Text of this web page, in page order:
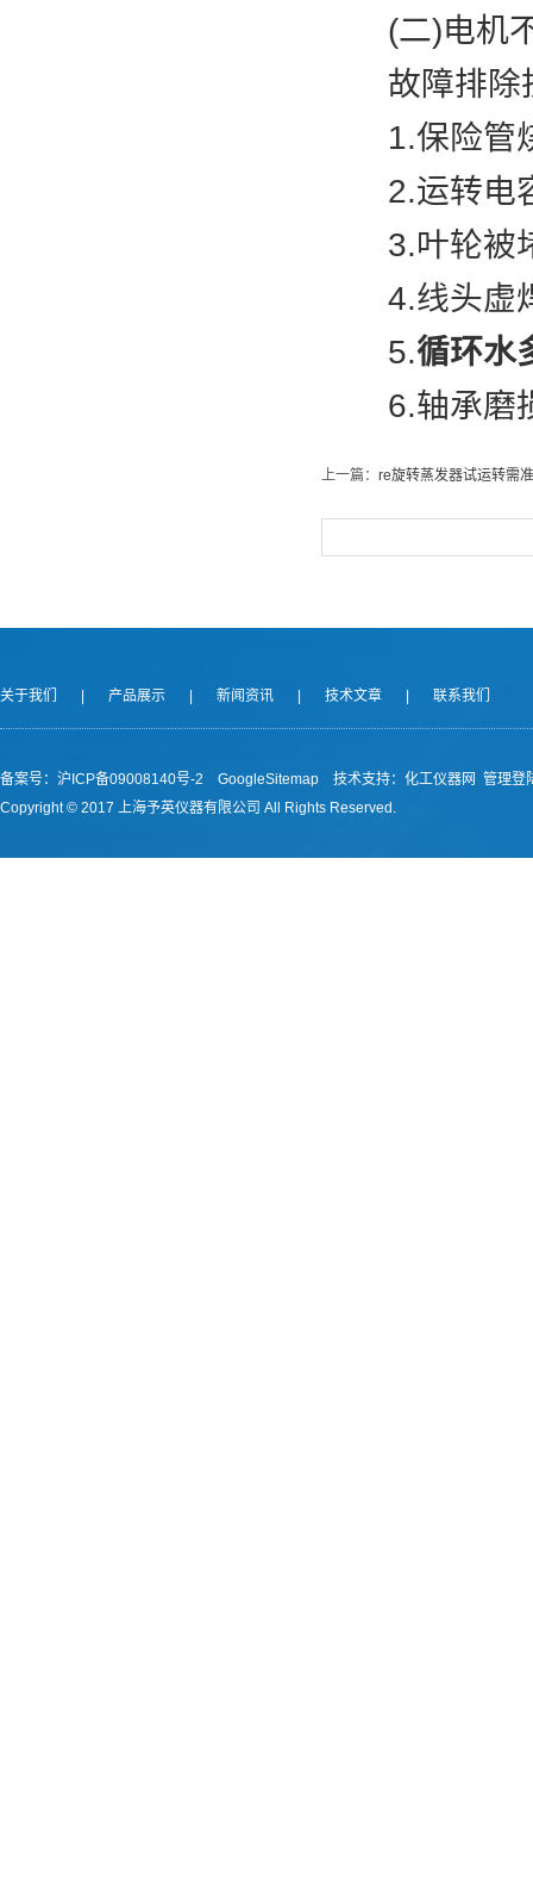
(二)电机
故障排除
1.保险管烧
2.运转电容
3.叶轮被堵
4.线头虚焊
5.循环水
6.轴承磨损
上一篇： re旋转蒸发器试运转需
关于我们 产品展示 新闻资讯 技术文章 联系我们
备案号：沪ICP备09008140号-2 GoogleSitemap 技术支持： 化工仪器网 管理登
Copyright © 2017 上海予英仪器有限公司 All Rights Reserved.